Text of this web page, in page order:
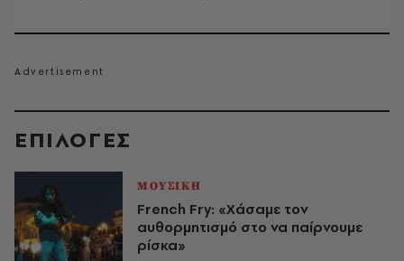
EΠΙΛΟΓΈΣ
ΜΟΥΣΙΚΗ
French Fry: «Χάσαμε τον
αυθορμητισμό στο να παίρνουμε
ρίσκα»